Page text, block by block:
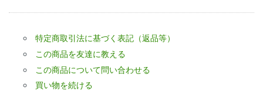
特定商取引法に基づく表記（返品等）
この商品を友達に教える
この商品について問い合わせる
買い物を続ける